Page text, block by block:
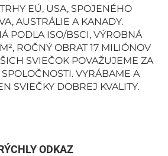
EÚ, USA, SPOJENÉHO
AUSTRÁLIE A KANADY.
PODĽA ISO/BSCI, VÝROBNÁ
ROČNÝ OBRAT 17 MILIÓNOV
SVIEČOK POVAŽUJEME ZA
VYRÁBAME A
SVIEČKY DOBREJ KVALITY.
ODKAZ